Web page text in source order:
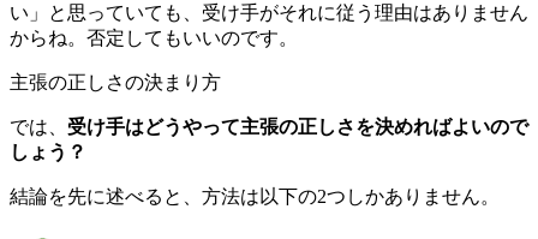
い」と思っていても、受け手がそれに従う理由はありません
からね。否定してもいいのです。
主張の正しさの決まり方
では、 受け手はどうやって主張の正しさを決めればよいので
しょう？
結論を先に述べると、方法は以下の2つしかありません。